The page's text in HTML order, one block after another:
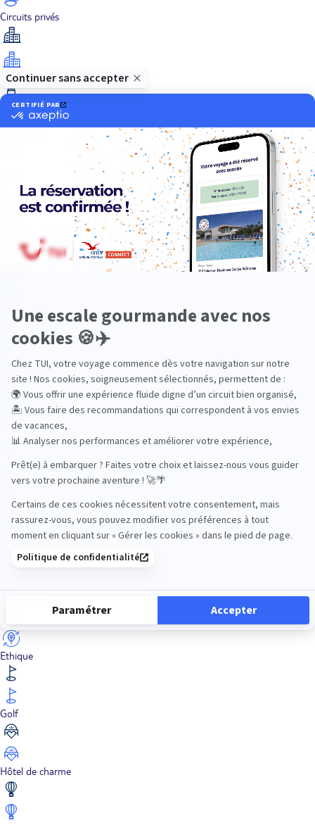
Circuits privés
City Trips
Culture
Dans les îles
Découverte
En couple
En famille
En solo
En train
Ethique
Golf
Hôtel de charme